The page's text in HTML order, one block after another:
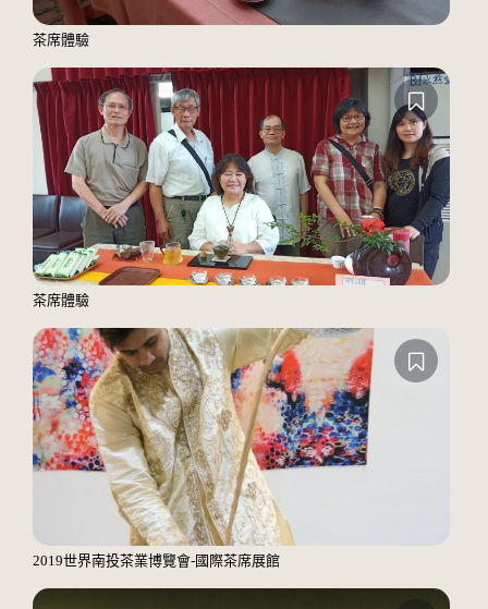
茶席體驗
茶席體驗
2019世界南投茶業博覽會-國際茶席展館